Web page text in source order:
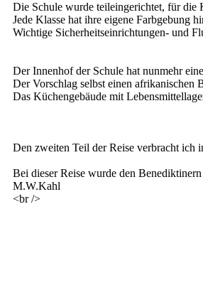
Die Schule wurde teileingerichtet, für die
Jede Klasse hat ihre eigene Farbgebung
Wichtige Sicherheitseinrichtungen- und
Der Innenhof der Schule hat nunmehr
Der Vorschlag selbst einen afrikanischen
Das Küchengebäude mit
Den zweiten Teil der Reise verbracht ich
Bei dieser Reise wurde den
M.W.Kahl
<br />